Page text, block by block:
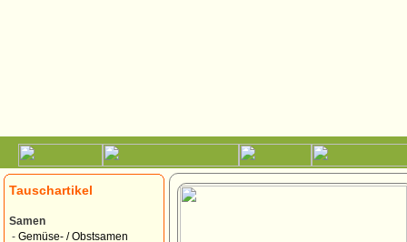
Tauschartikel
Samen
- Gemüse- / Obstsamen